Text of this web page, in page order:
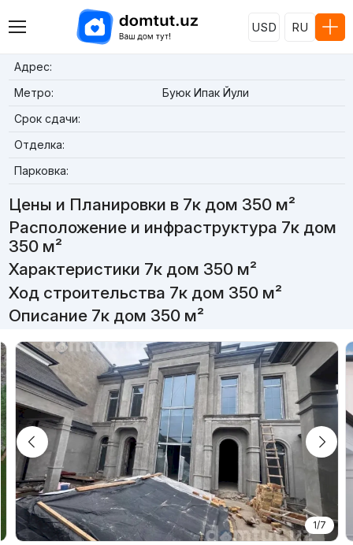
USD RU
Адрес:
Метро:
Буюк Ипак Йули
Срок сдачи:
Отделка:
Парковка:
Цены и Планировки в 7к дом 350 м²
Расположение и инфраструктура 7к дом
350 м²
Характеристики 7к дом 350 м²
Ход строительства 7к дом 350 м²
Описание 7к дом 350 м²
1/7